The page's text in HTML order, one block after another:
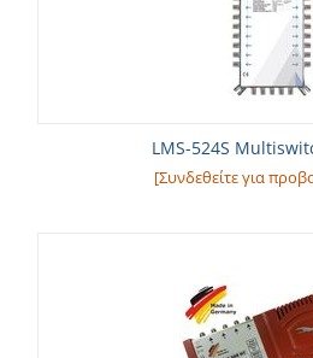
LMS-524S
[Συνδεθείτε για